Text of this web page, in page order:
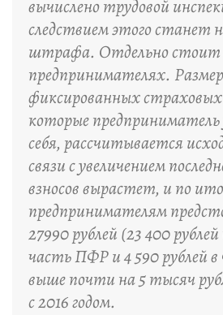
вычислено трудовой
следствием этого станет
штрафа. Отдельно стоит
предпринимателях. Размер
фиксированных страховых
которые
себя, рассчитывается
связи с увеличением
взносов вырастет, и по
предпринимателям
27990 рублей (23 400
часть ПФР и 4 590
выше почти на 5 тысяч
с 2016 годом.